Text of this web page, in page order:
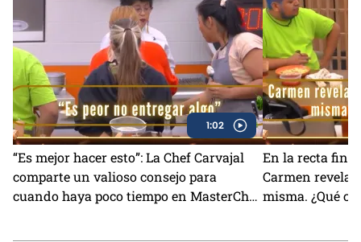
1:02
“Es mejor hacer esto”: La Chef Carvajal
comparte un valioso consejo para
cuando haya poco tiempo en MasterChef
En la recta
Carmen revela
misma. ¿Qué